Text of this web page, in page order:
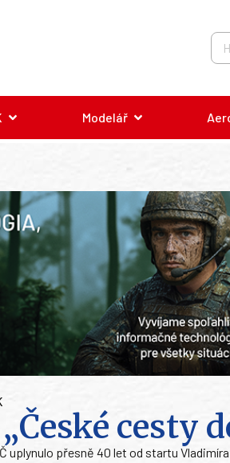
Modelář
cesty
uplynulo přesně 40 let od startu